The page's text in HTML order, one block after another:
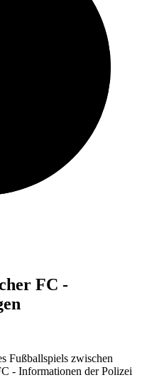
FC -
Fußballspiels zwischen
- Informationen der Polizei